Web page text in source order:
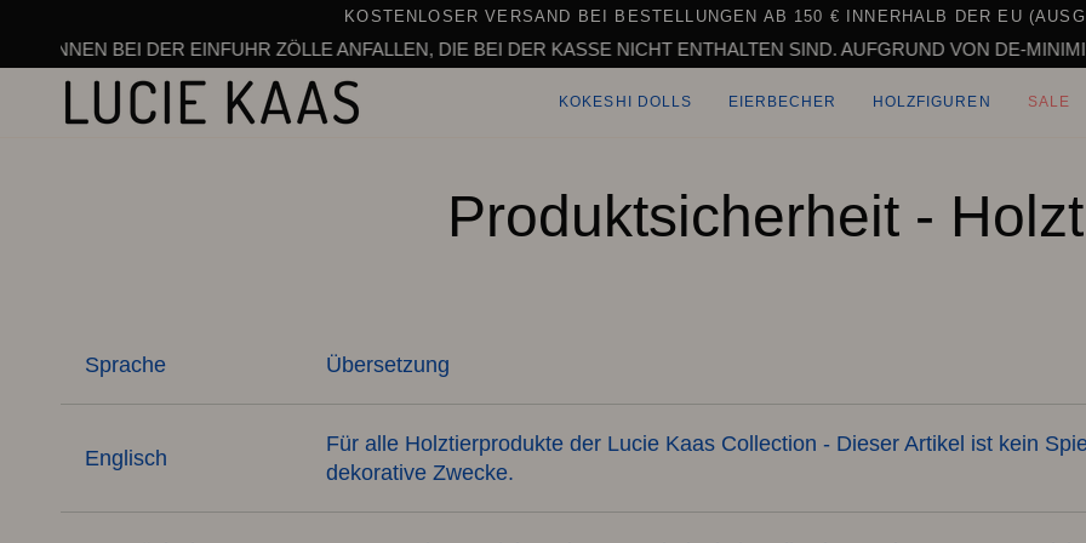
springen
KOSTENLOSER VERSAND BEI BESTELLUNGEN AB 150 € INNERHALB DER EU
BEI DER EINFUHR ZÖLLE ANFALLEN, DIE BEI DER KASSE NICHT ENTHALTEN SIND. AUFGRUND VON DE-MINIMIS-
KOKESHI DOLLS EIERBECHER HOLZFIGUREN SALE
Produktsicherheit -
Sprache Übersetzung
Englisch
Für alle Holztierprodukte der Lucie Kaas Collection - Dieser Artikel ist kein
dekorative Zwecke.